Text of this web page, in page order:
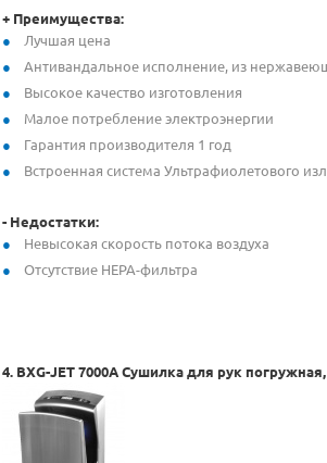
+ Преимущества:
Лучшая цена
Антивандальное исполнение, из
Высокое качество изготовления
Малое потребление электроэнергии
Гарантия производителя 1 год
Встроенная система Ультрафиолетового
- Недостатки:
Невысокая скорость потока воздуха
Отсутствие HEPA-фильтра
4. BXG-JET 7000A Сушилка для рук